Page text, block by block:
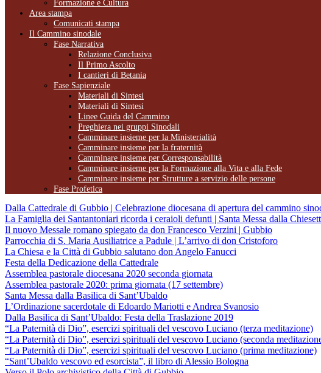
Formazione e Cultura
Area stampa
Comunicati stampa
Il Cammino sinodale
Fase Narrativa
Relazione Conclusiva
Il Primo Ascolto
I cantieri di Betania
Fase Sapienziale
Materiali di Sintesi
Materiali di Sintesi
Linee Guida del Cammino
Preghiera nei gruppi Sinodali
Camminare insieme per la Ministerialità
Camminare insieme per la fraternità
Camminare insieme per Corresponsabilità
Camminare insieme per la Formazione alla Vita e alla Fede
Camminare insieme per Strutture a servizio delle persone
Fase Profetica
Dalla Cattedrale di Gubbio | Celebrazione diocesana di apertura del cammino
La Famiglia dei Santantoniari ricorda i ceraioli defunti | Santa Messa dalla
Il nuovo Messale romano spiegato da don Francesco Verzini | Gubbio
Parrocchia di S. Maria Ausiliatrice a Padule | L’arrivo di don Cristoforo
La Chiesa e la Città di Gubbio salutano don Angelo Fanucci
Festa della Dedicazione della Cattedrale
Assemblea pastorale diocesana 2020 seconda giornata
Assemblea pastorale 2020: prima giornata (17 settembre)
Santa Messa dalla Basilica di Sant’Ubaldo
L’Ordinazione sacerdotale di Edoardo Mariotti e Andrea Svanosio
Dalla Basilica di Sant’Ubaldo: Festa della Traslazione 2019
“La Paternità di Dio”, esercizi spirituali del vescovo Luciano (terza meditazione)
“La Paternità di Dio”, esercizi spirituali del vescovo Luciano (seconda
“La Paternità di Dio”, esercizi spirituali del vescovo Luciano (prima meditazione)
“Sant’Ubaldo vescovo ed esorcista”, il libro di Alessio Bologna